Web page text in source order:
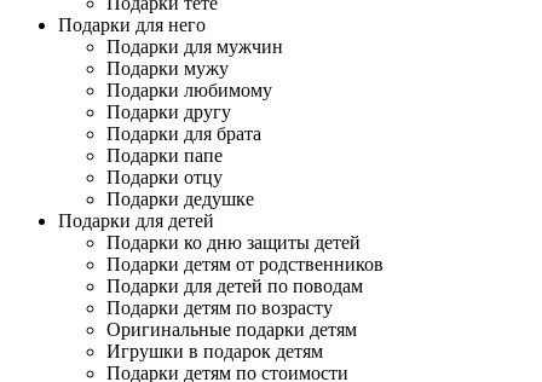
Подарки для него
Подарки для мужчин
Подарки мужу
Подарки любимому
Подарки другу
Подарки для брата
Подарки папе
Подарки отцу
Подарки дедушке
Подарки для детей
Подарки ко дню защиты детей
Подарки детям от родственников
Подарки для детей по поводам
Подарки детям по возрасту
Оригинальные подарки детям
Игрушки в подарок детям
Подарки детям по стоимости